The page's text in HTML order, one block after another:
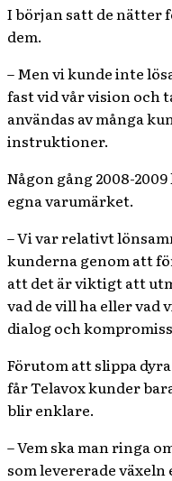
I början satt de nätter
dem.
– Men vi kunde inte
fast vid vår vision och
användas av många
instruktioner.
Någon gång 2008-
egna varumärket.
– Vi var relativt
kunderna genom att
att det är viktigt att
vad de vill ha eller vad
dialog och
Förutom att slippa
får Telavox kunder
blir enklare.
– Vem ska man ringa
som levererade